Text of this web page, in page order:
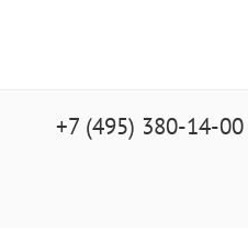
+7 (495) 380-14-00